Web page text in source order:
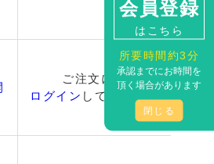
ご注文には
ログイン してください
閉じる
会員登録
はこちら
所要時間約3分
承認までにお時間を
頂く場合があります